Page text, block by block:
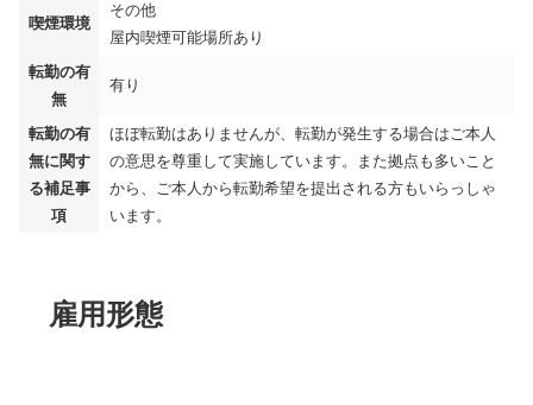
喫煙環境
その他
屋内喫煙可能場所あり
転勤の有
無
有り
転勤の有
無に関す
る補足事
項
ほぼ転勤はありませんが、転勤が発生する場合はご本人
の意思を尊重して実施しています。また拠点も多いこと
から、ご本人から転勤希望を提出される方もいらっしゃ
います。
雇用形態